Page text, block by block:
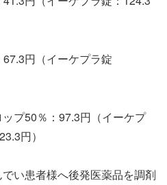
円（イーケプラ錠
プ50％：97.3円（イーケプ
円）
い患者様へ後発医薬品を調剤